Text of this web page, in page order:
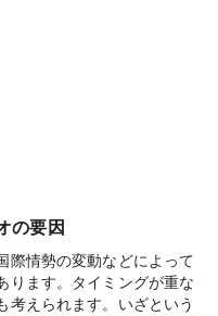
の要因
際情勢の変動などによって
ります。タイミングが重な
考えられます。いざという